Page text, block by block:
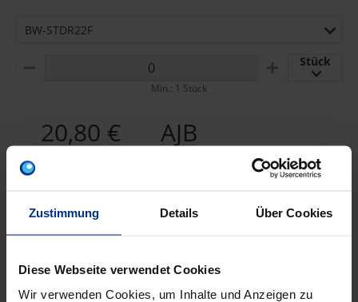
Zustimmung Details Über Cookies
Diese Webseite verwendet Cookies
Wir verwenden Cookies, um Inhalte und Anzeigen zu
BW-STDR22F
MINUS PLUS
Stück
Min.: 1 Stück
20,80 €
pro 1 Stück (exkl. Mwst.)
AJB
ONSTIGES